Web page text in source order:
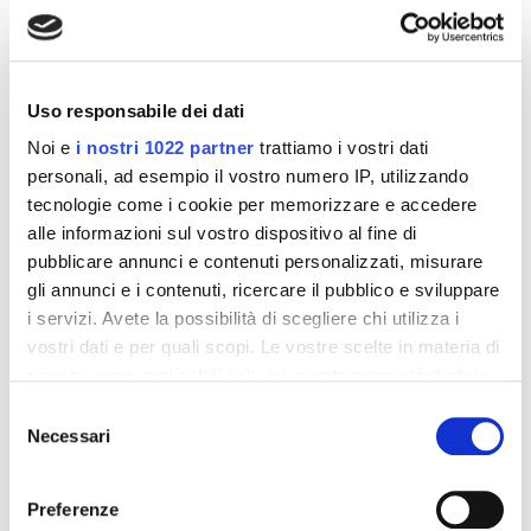
Uso responsabile dei dati
Noi e i nostri 1022 partner trattiamo i vostri dati
personali, ad esempio il vostro numero IP, utilizzando
tecnologie come i cookie per memorizzare e accedere
alle informazioni sul vostro dispositivo al fine di
pubblicare annunci e contenuti personalizzati, misurare
gli annunci e i contenuti, ricercare il pubblico e sviluppare
i servizi. Avete la possibilità di scegliere chi utilizza i
vostri dati e per quali scopi. Le vostre scelte in materia di
modificare o revocare il proprio consenso in qualsiasi
momento dalla Dichiarazione sui cookie o facendo clic
delNecessari
Preferenze
Altri prodotti che potrebbero
interessarti
-42% -42%